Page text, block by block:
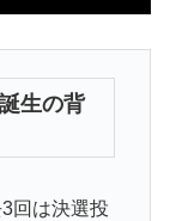
生の背
3回は決選投